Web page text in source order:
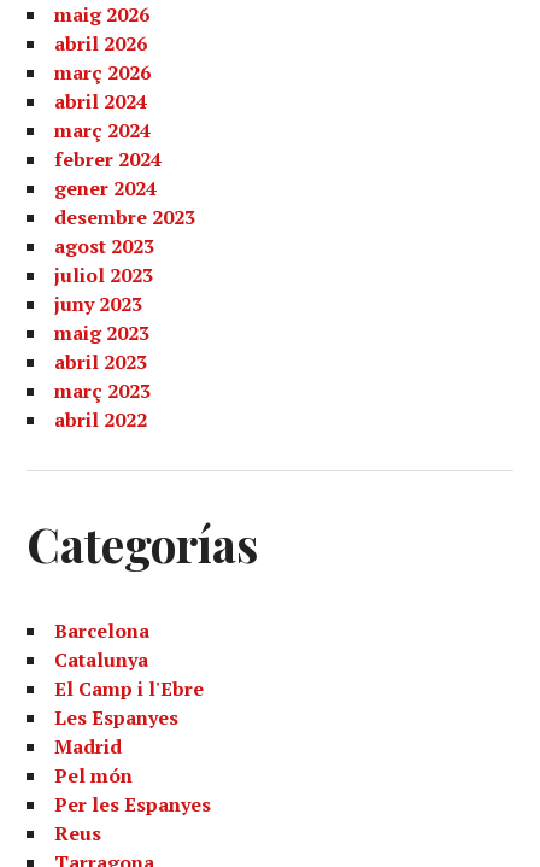
maig 2026
abril 2026
març 2026
abril 2024
març 2024
febrer 2024
gener 2024
desembre 2023
agost 2023
juliol 2023
juny 2023
maig 2023
abril 2023
març 2023
abril 2022
Categorías
Barcelona
Catalunya
El Camp i l'Ebre
Les Espanyes
Madrid
Pel món
Per les Espanyes
Reus